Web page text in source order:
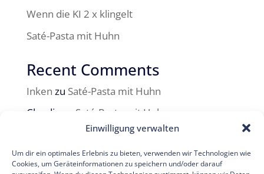
Einwilligung verwalten
Um dir ein optimales Erlebnis zu bieten, verwenden wir Technologien wie
Cookies, um Geräteinformationen zu speichern und/oder darauf
Wenn die KI 2 x klingelt
Saté-Pasta mit Huhn
Recent Comments
Inken zu Saté-Pasta mit Huhn
Claudia
Saté-Pasta mit Huhn
Kürbis-Birnen-Quiche mit zweierlei
Käse